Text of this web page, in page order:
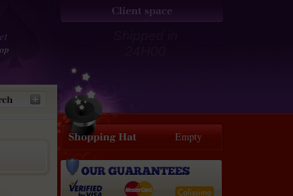
Empty